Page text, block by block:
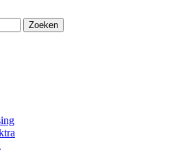
Zoeken